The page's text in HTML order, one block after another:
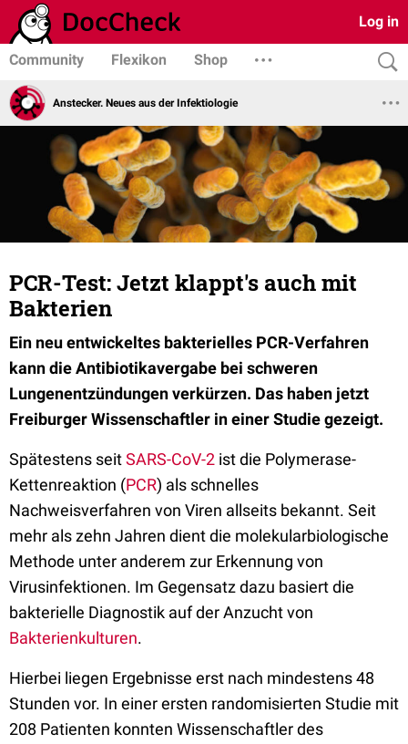
Log in
Community Flexikon Shop
Anstecker. Neues aus der Infektiologie
PCR-Test: Jetzt klappt's auch mit
Bakterien
Ein neu entwickeltes bakterielles PCR-Verfahren
kann die Antibiotikavergabe bei schweren
Lungenentzündungen verkürzen. Das haben jetzt
Freiburger Wissenschaftler in einer Studie gezeigt.
Spätestens seitSARS-CoV-2 ist die Polymerase-
Kettenreaktion (PCR) als schnelles
Nachweisverfahren von Viren allseits bekannt. Seit
mehr als zehn Jahren dient die molekularbiologische
Methode unter anderem zur Erkennung von
Virusinfektionen. Im Gegensatz dazu basiert die
bakterielle Diagnostik auf der Anzucht von
Bakterienkulturen.
Hierbei liegen Ergebnisse erst nach mindestens 48
Stunden vor. In einer ersten randomisierten Studie mit
208 Patienten konnten Wissenschaftler des